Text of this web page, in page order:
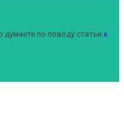
по поводу статьи. x